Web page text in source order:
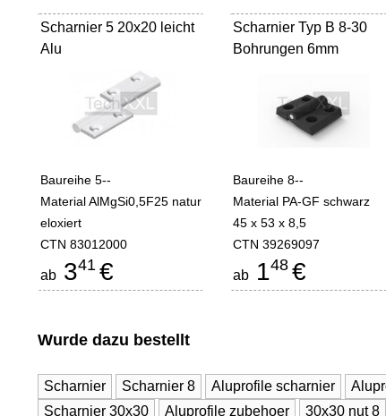
Scharnier 5 20x20 leicht
Alu
Baureihe 5--
Material AlMgSi0,5F25 natur
eloxiert
CTN 83012000
ab 341 €
Scharnier Typ B 8-30
Bohrungen 6mm
Baureihe 8--
Material PA-GF schwarz
45 x 53 x 8,5
CTN 39269097
ab 148 €
Wurde dazu bestellt
Scharnier Scharnier 8 Aluprofile scharnier
Scharnier 30x30
Aluprofile zubehoer 30x30 nut 8